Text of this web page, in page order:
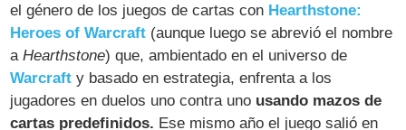
el género de los juegos de cartas con Hearthstone:
Heroes of Warcraft (aunque luego se abrevió el nombre
aHearthstone) que, ambientado en el universo de
Warcraft y basado en estrategia, enfrenta a los
jugadores en duelos uno contra uno usando mazos de
cartas predefinidos. Ese mismo año el juego salió en